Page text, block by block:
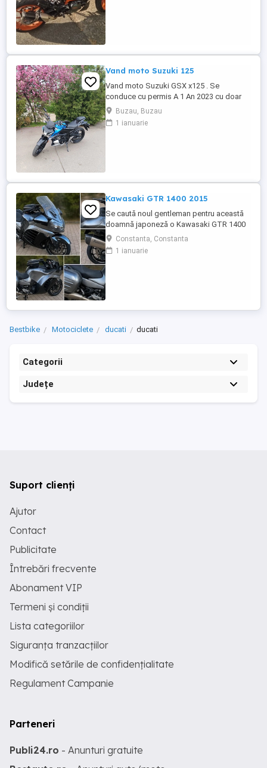
Vand moto Suzuki 125
Vand moto Suzuki GSX x125 . Se
conduce cu permis A 1 An 2023 cu doar
5000km Stare impecabila , fara cazaturi
ITP valabil pana in noiembrie 2027 Revizii
si schimb de ulei in service autorizat
Buzau, Buzau
1 ianuarie
Kawasaki GTR 1400 2015
Se caută noul gentleman pentru această
doamnă japoneză o Kawasaki GTR 1400
care încă întoarce priviri și iubește
kilometrii. A fost răsfățată, întreținută la
timp și tratată cu respect. O dau doar
Constanta, Constanta
1 ianuarie
Bestbike Motociclete ducati ducati
Categorii
Județe
Suport clienți
Ajutor
Contact
Publicitate
Întrebări frecvente
Abonament VIP
Termeni și condiții
Lista categoriilor
Siguranța tranzacțiilor
Modifică setările de confidențialitate
Regulament Campanie
Parteneri
Publi24.ro - Anunturi gratuite